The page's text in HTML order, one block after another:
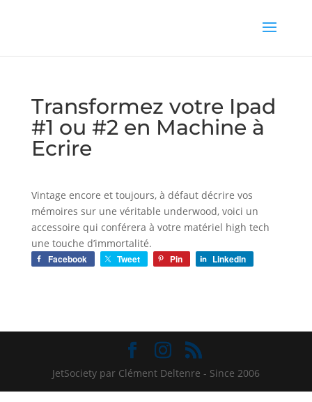
Transformez votre Ipad
#1 ou #2 en Machine à
Ecrire
Vintage encore et toujours, à défaut décrire vos
mémoires sur une véritable underwood, voici un
accessoire qui conférera à votre matériel high tech
une touche d’immortalité.
Facebook Tweet Pin LinkedIn
JetSociety par Clément Deltenre - Since 2006